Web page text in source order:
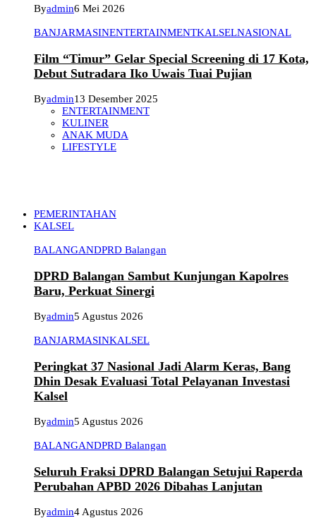
Byadmin6 Mei 2026
BANJARMASINENTERTAINMENTKALSELNASIONAL
Film “Timur” Gelar Special Screening di 17 Kota,
Debut Sutradara Iko Uwais Tuai Pujian
Byadmin13 Desember 2025
ENTERTAINMENT
KULINER
ANAK MUDA
LIFESTYLE
PEMERINTAHAN
KALSEL
BALANGANDPRD Balangan
DPRD Balangan Sambut Kunjungan Kapolres
Baru, Perkuat Sinergi
Byadmin5 Agustus 2026
BANJARMASINKALSEL
Peringkat 37 Nasional Jadi Alarm Keras, Bang
Dhin Desak Evaluasi Total Pelayanan Investasi
Kalsel
Byadmin5 Agustus 2026
BALANGANDPRD Balangan
Seluruh Fraksi DPRD Balangan Setujui Raperda
Perubahan APBD 2026 Dibahas Lanjutan
Byadmin4 Agustus 2026